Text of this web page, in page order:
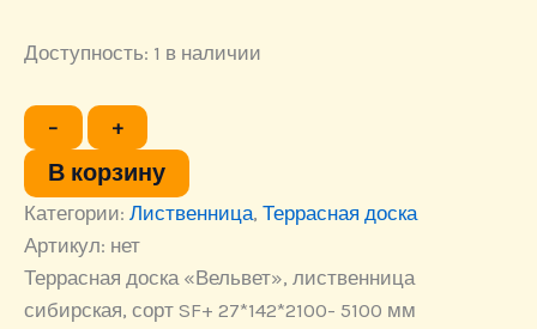
Доступность: 1 в наличии
−
Количество
товара
Террасная
доска
«Вельвет»,
сибирская,
сорт
SF+
+
В корзину
Категории: Лиственница, Террасная доска
Артикул: нет
Террасная доска «Вельвет», лиственница
сибирская, сорт SF+ 27*142*2100- 5100 мм